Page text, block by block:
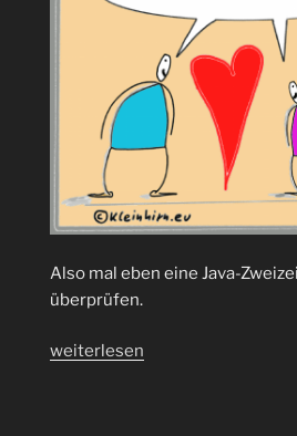
Also mal eben eine Java-
überprüfen.
„207
weiterlesen